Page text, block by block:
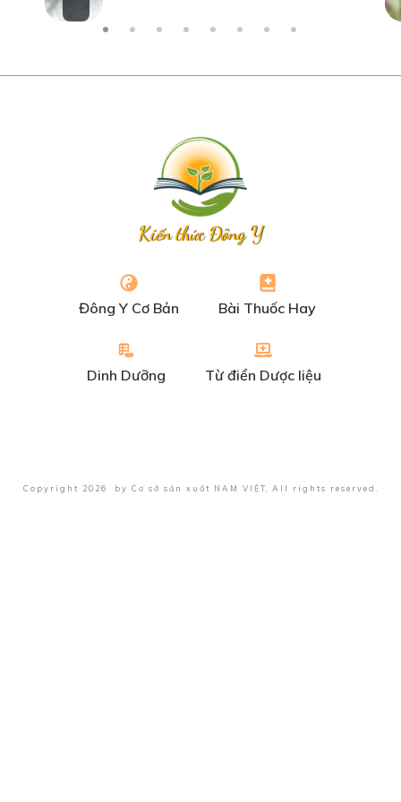
Kiến thức Đông Y
Đông Y Cơ Bản Bài Thuốc Hay
Dinh Dưỡng Từ điển Dược liệu
Copyright 2026 by Cơ sở sản xuất NAM VIỆT , All rights reserved.